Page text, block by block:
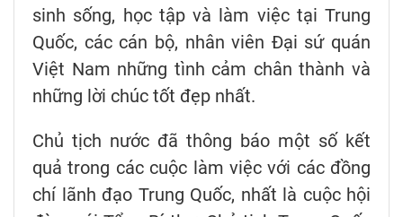
sinh sống, học tập và làm việc tại Trung
Quốc, các cán bộ, nhân viên Đại sứ quán
Việt Nam những tình cảm chân thành và
những lời chúc tốt đẹp nhất.
Chủ tịch nước đã thông báo một số kết
quả trong các cuộc làm việc với các đồng
chí lãnh đạo Trung Quốc, nhất là cuộc hội